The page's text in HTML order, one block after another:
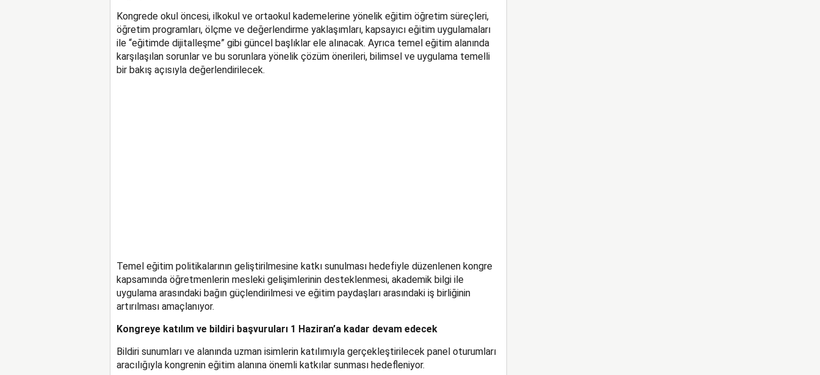
Kongrede okul öncesi, ilkokul ve ortaokul kademelerine yönelik eğitim öğretim süreçleri,
öğretim programları, ölçme ve değerlendirme yaklaşımları, kapsayıcı eğitim uygulamaları
ile “eğitimde dijitalleşme” gibi güncel başlıklar ele alınacak. Ayrıca temel eğitim alanında
karşılaşılan sorunlar ve bu sorunlara yönelik çözüm önerileri, bilimsel ve uygulama temelli
bir bakış açısıyla değerlendirilecek.
Temel eğitim politikalarının geliştirilmesine katkı sunulması hedefiyle düzenlenen kongre
kapsamında öğretmenlerin mesleki gelişimlerinin desteklenmesi, akademik bilgi ile
uygulama arasındaki bağın güçlendirilmesi ve eğitim paydaşları arasındaki iş birliğinin
artırılması amaçlanıyor.
Kongreye katılım ve bildiri başvuruları 1 Haziran’a kadar devam edecek
Bildiri sunumları ve alanında uzman isimlerin katılımıyla gerçekleştirilecek panel oturumları
aracılığıyla kongrenin eğitim alanına önemli katkılar sunması hedefleniyor.